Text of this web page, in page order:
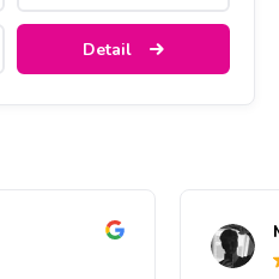
Detail